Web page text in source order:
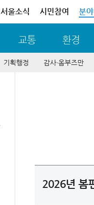
서울소식 시민참여 분
교통 환경
기획행정 감사∙옴부즈만
2026년 봄